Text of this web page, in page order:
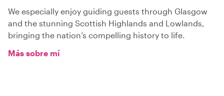
We especially enjoy guiding guests through Glasgow
and the stunning Scottish Highlands and Lowlands,
bringing the nation’s compelling history to life.
Más sobre mí